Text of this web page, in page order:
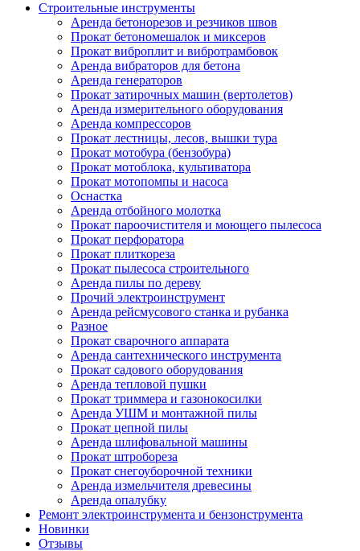
Строительные инструменты
Аренда бетонорезов и резчиков швов
Прокат бетономешалок и миксеров
Прокат виброплит и вибротрамбовок
Аренда вибраторов для бетона
Аренда генераторов
Прокат затирочных машин (вертолетов)
Аренда измерительного оборудования
Аренда компрессоров
Прокат лестницы, лесов, вышки тура
Прокат мотобура (бензобура)
Прокат мотоблока, культиватора
Прокат мотопомпы и насоса
Оснастка
Аренда отбойного молотка
Прокат пароочистителя и моющего пылесоса
Прокат перфоратора
Прокат плиткореза
Прокат пылесоса строительного
Аренда пилы по дереву
Прочий электроинструмент
Аренда рейсмусового станка и рубанка
Разное
Прокат сварочного аппарата
Аренда сантехнического инструмента
Прокат садового оборудования
Аренда тепловой пушки
Прокат триммера и газонокосилки
Аренда УШМ и монтажной пилы
Прокат цепной пилы
Аренда шлифовальной машины
Прокат штробореза
Прокат снегоуборочной техники
Аренда измельчителя древесины
Аренда опалубку
Ремонт электроинструмента и бензонструмента
Новинки
Отзывы